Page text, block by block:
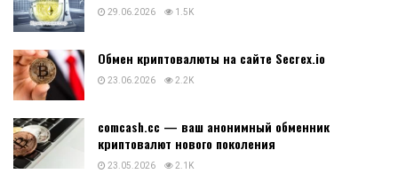
29.06.2026 1.5K
Обмен криптовалюты на сайте Secrex.io
23.06.2026 2.2K
comcash.cc — ваш анонимный обменник
криптовалют нового поколения
23.05.2026 2.1K